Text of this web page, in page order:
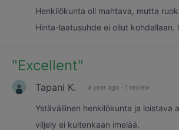
Henkilökunta oli mahtava, mutta
Hinta-laatusuhde ei ollut kohdallaan.
"Excellent"
Tapani K. a year ago · 1 review
Ystävällinen henkilökunta ja loistava
viljely ei kuitenkaan imelää.